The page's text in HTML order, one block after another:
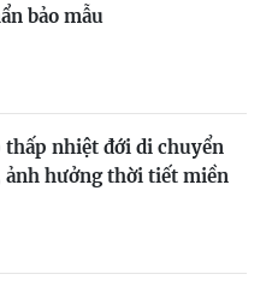
bảo mẫu
thấp nhiệt đới di chuyển
ảnh hưởng thời tiết miền